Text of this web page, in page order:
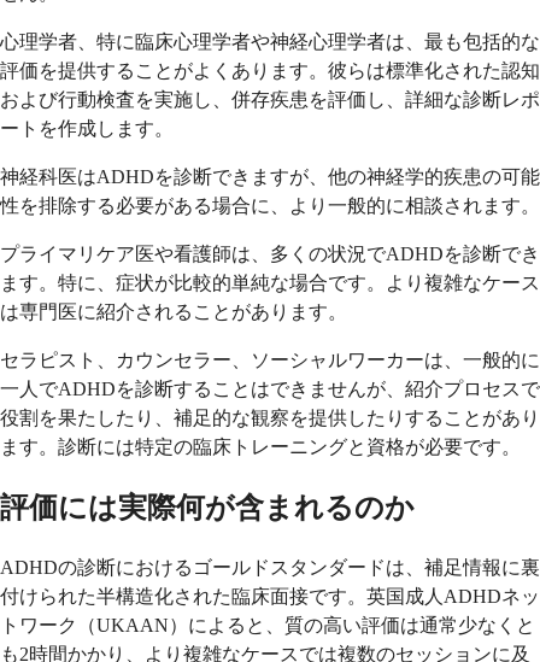
心理学者、特に臨床心理学者や神経心理学者は、最も包括的な
評価を提供することがよくあります。彼らは標準化された認知
および行動検査を実施し、併存疾患を評価し、詳細な診断レポ
ートを作成します。
神経科医はADHDを診断できますが、他の神経学的疾患の可能
性を排除する必要がある場合に、より一般的に相談されます。
プライマリケア医や看護師は、多くの状況でADHDを診断でき
ます。特に、症状が比較的単純な場合です。より複雑なケース
は専門医に紹介されることがあります。
セラピスト、カウンセラー、ソーシャルワーカーは、一般的に
一人でADHDを診断することはできませんが、紹介プロセスで
役割を果たしたり、補足的な観察を提供したりすることがあり
ます。診断には特定の臨床トレーニングと資格が必要です。
評価には実際何が含まれるのか
ADHDの診断におけるゴールドスタンダードは、補足情報に裏
付けられた半構造化された臨床面接です。英国成人ADHDネッ
トワーク（UKAAN）によると、質の高い評価は通常少なくと
も2時間かかり、より複雑なケースでは複数のセッションに及